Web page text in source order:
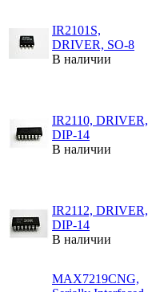
IR2101S,
DRIVER, SO-8
В наличии
IR2110, DRIVER,
DIP-14
В наличии
IR2112, DRIVER,
DIP-14
В наличии
MAX7219CNG,